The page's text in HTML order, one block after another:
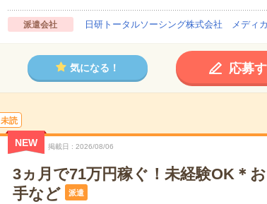
派遣会社 日研トータルソーシング株式会社 メディ
気になる！ 応募
未読
NEW 掲載日 2026/08/06
3ヵ月で71万円稼ぐ！未経験OK＊
手など
派遣